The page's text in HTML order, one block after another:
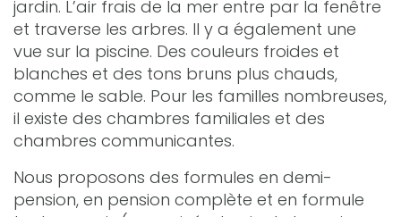
jardin. L’air frais de la mer entre par la fenêtre
et traverse les arbres. Il y a également une
vue sur la piscine. Des couleurs froides et
blanches et des tons bruns plus chauds,
comme le sable. Pour les familles nombreuses,
il existe des chambres familiales et des
chambres communicantes.
Nous proposons des formules en demi-
pension, en pension complète et en formule